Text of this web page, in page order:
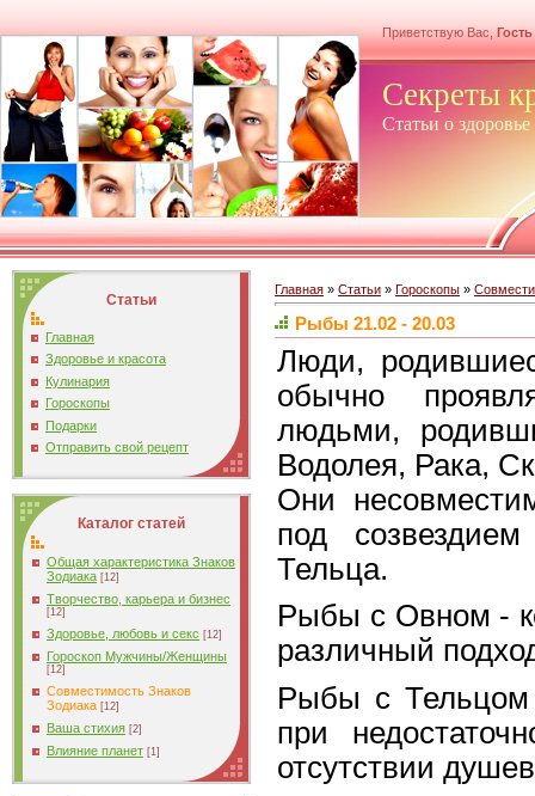
Приветствую Вас, Гость
Секреты
Статьи о здоровье
Статьи
Главная
Здоровье и красота
Кулинария
Гороскопы
Подарки
Отправить свой рецепт
Каталог статей
Общая характеристика Знаков
Зодиака [12]
Творчество, карьера и бизнес
[12]
Здоровье, любовь и секс [12]
Гороскоп Мужчины/Женщины
[12]
Совместимость Знаков
Зодиака [12]
Ваша стихия [2]
Влияние планет [1]
Главная » Статьи » Гороскопы »
Рыбы 21.02 - 20.03
Люди,
обычно
людьми,
Водолея, Рака,
Они
под
Тельца.
Рыбы с Овном -
различный
Рыбы с Тельцом
при
отсутствии